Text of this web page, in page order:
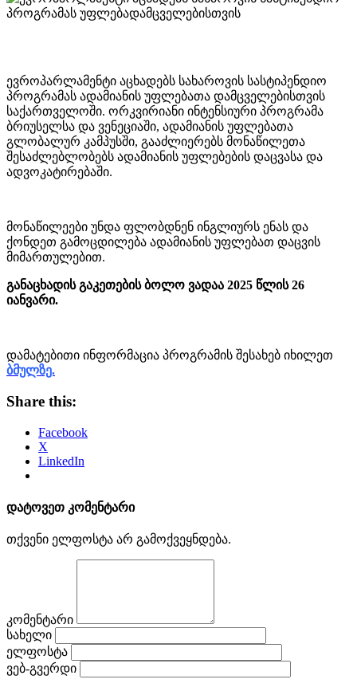
ევროპარლამენტი აცხადებს სახაროვის სასტიპენდიო
პროგრამას ადამიანის უფლებათა დამცველებისთვის
საქართველოში. ორკვირიანი ინტენსიური პროგრამა
ბრიუსელსა და ვენეციაში, ადამიანის უფლებათა
გლობალურ კამპუსში, გააძლიერებს მონაწილეთა
შესაძლებლობებს ადამიანის უფლებების დაცვასა და
ადვოკატირებაში.
მონაწილეები უნდა ფლობდნენ ინგლიურს ენას და
ქონდეთ გამოცდილება ადამიანის უფლებათ დაცვის
მიმართულებით.
განაცხადის გაკეთების ბოლო ვადაა 2025 წლის 26
იანვარი.
დამატებითი ინფორმაცია პროგრამის შესახებ იხილეთ
ბმულზე.
Share this:
Facebook
X
LinkedIn
დატოვეთ კომენტარი
თქვენი ელფოსტა არ გამოქვეყნდება.
კომენტარი
სახელი
ელფოსტა
ვებ-გვერდი